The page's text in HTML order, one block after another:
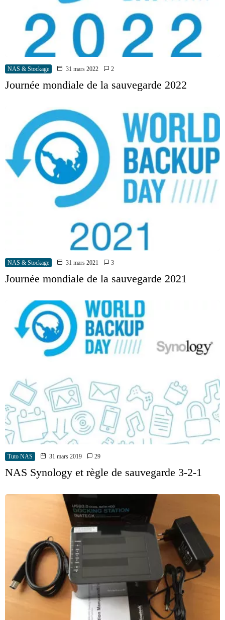
NAS & Stockage 31 mars 2022 2
Journée mondiale de la sauvegarde 2022
NAS & Stockage 31 mars 2021 3
Journée mondiale de la sauvegarde 2021
Tuto NAS 31 mars 2019 29
NAS Synology et règle de sauvegarde 3-2-1